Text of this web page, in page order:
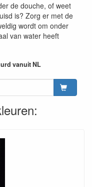
de douche, of weet
is? Zorg er met de
wordt om onder
van water heeft
vanuit NL